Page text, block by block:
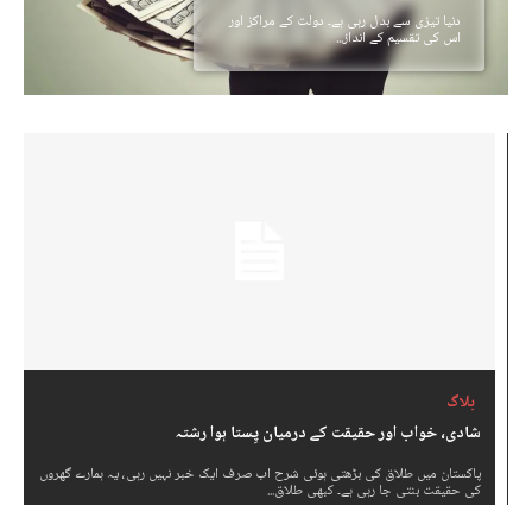
دنیا تیزی سے بدل رہی ہے۔ دولت کے مراکز اور
اس کی تقسیم کے انداز...
بلاگ
شادی، خواب اور حقیقت کے درمیان پِستا ہوا رشتہ
پاکستان میں طلاق کی بڑھتی ہوئی شرح اب صرف ایک خبر نہیں رہی، یہ ہمارے گھروں
کی حقیقت بنتی جا رہی ہے۔ کبھی طلاق...